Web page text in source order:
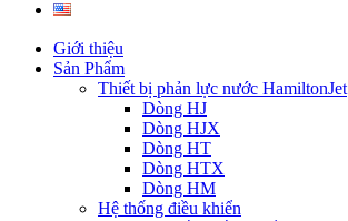
Giới thiệu
Sản Phẩm
Thiết bị phản lực nước HamiltonJet
Dòng HJ
Dòng HJX
Dòng HT
Dòng HTX
Dòng HM
Hệ thống điều khiển